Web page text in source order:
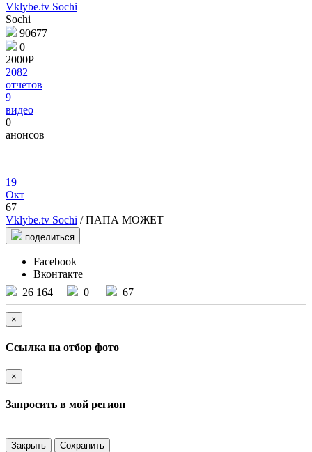
Vklybe.tv Sochi
Sochi
90677
0
2000Р
2082
отчетов
9
видео
0
анонсов
19
Окт
67
Vklybe.tv Sochi / ПАПА МОЖЕТ
поделиться
Facebook
Вконтакте
26 164
0 67
×
Ссылка на отбор фото
×
Запросить в мой регион
Закрыть Сохранить